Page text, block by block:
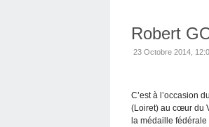
Robert
23 Octobre 2014,
C’est à l’occasion
(Loiret) au cœur du
la médaille fédérale